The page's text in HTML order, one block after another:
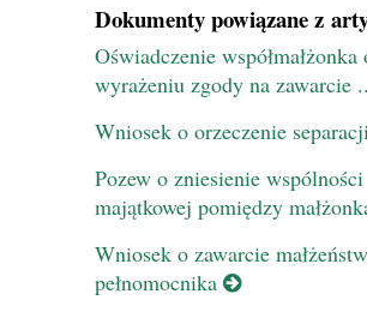
Dokumenty powiązane z
Oświadczenie współmałżonka
wyrażeniu zgody na zawarcie
Wniosek o orzeczenie separacji
Pozew o zniesienie wspólności
majątkowej pomiędzy
Wniosek o zawarcie
pełnomocnika